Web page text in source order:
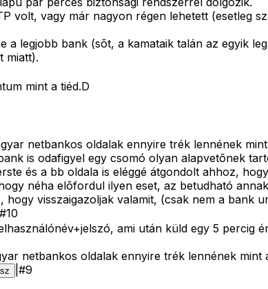
volt, vagy már nagyon régen lehetett (esetleg
a legjobb bank (sõt, a kamataik talán az egyik
miatt).
mint a tiéd.D
netbankos oldalak ennyire trék lennének
is odafigyel egy csomó olyan alapvetõnek
és a bb oldala is eléggé átgondolt ahhoz,
néha elõfordul ilyen eset, az betudható
visszaigazoljak valamit, (csak nem a bank
#10
ami után küld egy 5
netbankos oldalak ennyire trék lennének mint
#9